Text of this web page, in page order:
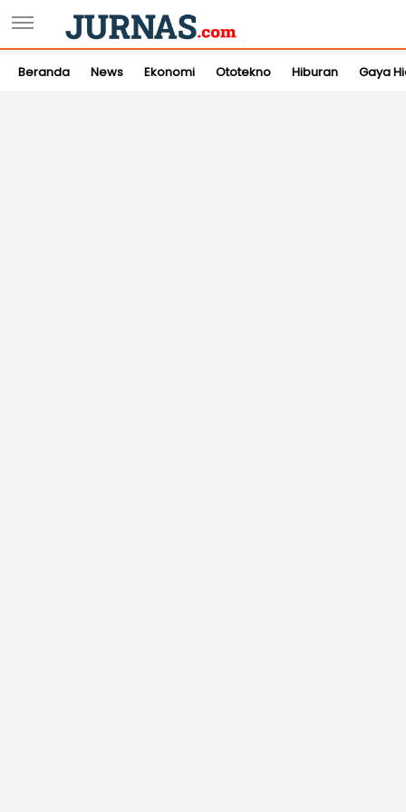
Beranda News Ekonomi Ototekno Hiburan Gaya